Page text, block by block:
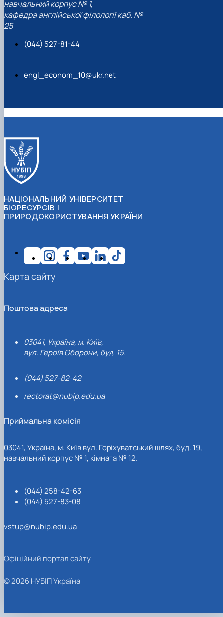
навчальний корпус № 1,
кафедра англійської філології каб. №
25
(044) 527-81-44
engl_econom_10@ukr.net
НАЦІОНАЛЬНИЙ УНІВЕРСИТЕТ
БІОРЕСУРСІВ І
ПРИРОДОКОРИСТУВАННЯ УКРАЇНИ
Поштова адреса
03041, Україна, м. Київ,
вул. Героїв Оборони, буд. 15.
(044) 527-82-42
rectorat@nubip.edu.ua
Приймальна комісія
03041, Україна, м. Київ вул. Горіхуватський шлях, буд. 19,
навчальний корпус № 1, кімната № 12.
(044) 258-42-63
(044) 527-83-08
vstup@nubip.edu.ua
Карта сайту
Офіційний портал сайту
© 2026 НУБІП Україна